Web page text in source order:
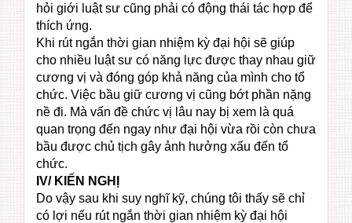
hỏi giới luật sư cũng phải có động thái tác hợp để
thích ứng.
Khi rút ngắn thời gian nhiệm kỳ đại hội sẽ giúp
cho nhiều luật sư có năng lực được thay nhau giữ
cương vị và đóng góp khả năng của mình cho tổ
chức. Việc bầu giữ cương vị cũng bớt phần nặng
nề đi. Mà vấn đề chức vị lâu nay bị xem là quá
quan trọng đến ngay như đại hội vừa rồi còn chưa
bầu được chủ tịch gây ảnh hưởng xấu đến tổ
chức.
IV/ KIẾN NGHỊ
Do vậy sau khi suy nghĩ kỹ, chúng tôi thấy sẽ chỉ
có lợi nếu rút ngắn thời gian nhiệm kỳ đại hội